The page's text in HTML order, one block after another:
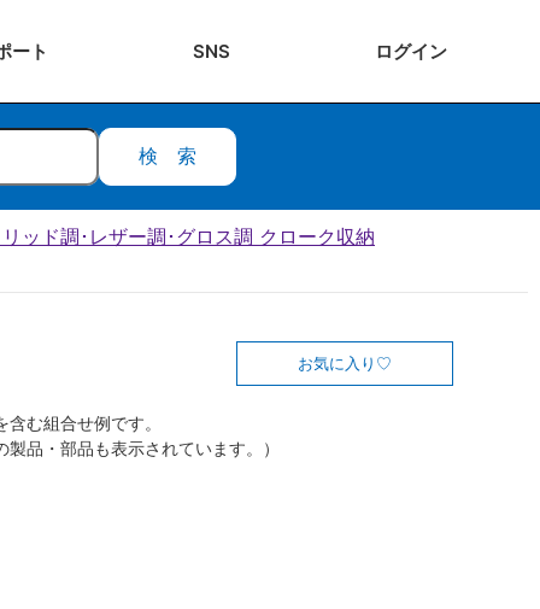
ート SNS ログイン
検索
ッド調･レザー調･グロス調 クローク収納
お気に入り
む組合せ例です。
製品・部品も表示されています。）